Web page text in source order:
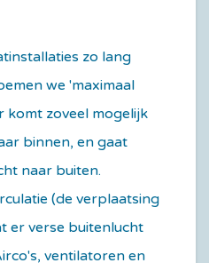
zo lang
we 'maximaal
komt zoveel mogelijk
binnen, en gaat
naar buiten.
(de verplaatsing
er verse buitenlucht
ventilatoren en